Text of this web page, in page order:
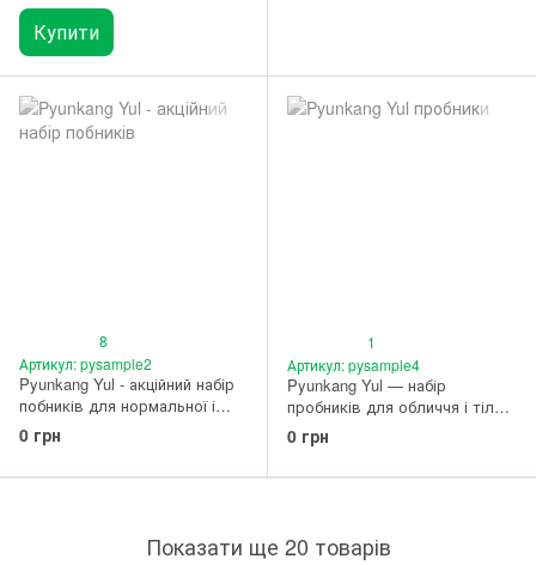
Купити
8
Артикул: pysample2
Pyunkang Yul - акційний набір
побників для нормальної і
комбі шкіри
0 грн
1
Артикул: pysample4
Pyunkang Yul — набір
пробників для обличчя і тіла
(1 пробник на вибір для
замовлень від 300 грн)
0 грн
Показати ще 20 товарів